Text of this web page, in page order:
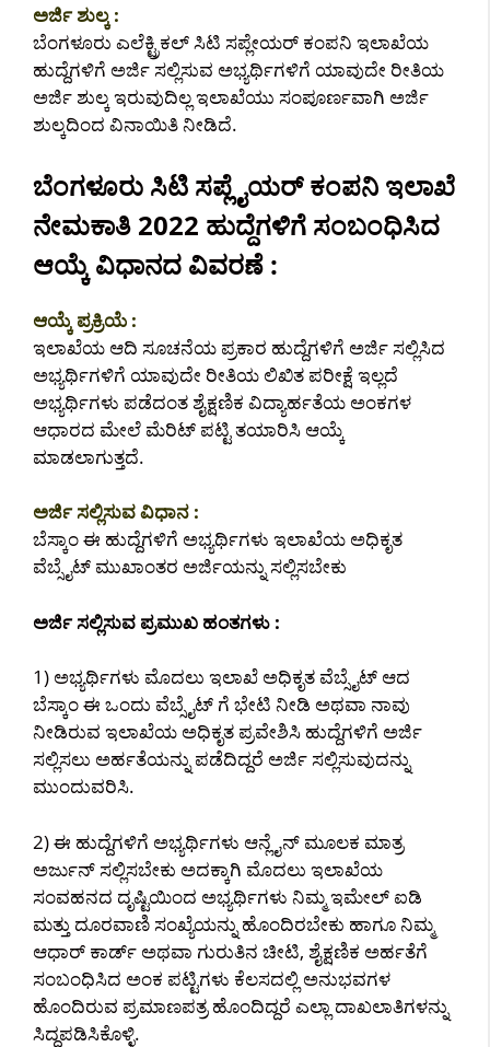
ಅರ್ಜಿ ಶುಲ್ಕ :
ಬೆಂಗಳೂರು ಎಲೆಕ್ಟ್ರಿಕಲ್ ಸಿಟಿ ಸಪ್ಲೇಯರ್ ಕಂಪನಿ ಇಲಾಖೆಯ
ಹುದ್ದೆಗಳಿಗೆ ಅರ್ಜಿ ಸಲ್ಲಿಸುವ ಅಭ್ಯರ್ಥಿಗಳಿಗೆ ಯಾವುದೇ ರೀತಿಯ
ಅರ್ಜಿ ಶುಲ್ಕ ಇರುವುದಿಲ್ಲ ಇಲಾಖೆಯು ಸಂಪೂರ್ಣವಾಗಿ ಅರ್ಜಿ
ಶುಲ್ಕದಿಂದ ವಿನಾಯಿತಿ ನೀಡಿದೆ.
ಬೆಂಗಳೂರು ಸಿಟಿ ಸಪ್ಲೈಯರ್ ಕಂಪನಿ ಇಲಾಖೆ
ನೇಮಕಾತಿ 2022 ಹುದ್ದೆಗಳಿಗೆ ಸಂಬಂಧಿಸಿದ
ಆಯ್ಕೆ ವಿಧಾನದ ವಿವರಣೆ :
ಆಯ್ಕೆ ಪ್ರಕ್ರಿಯೆ :
ಇಲಾಖೆಯ ಆದಿ ಸೂಚನೆಯ ಪ್ರಕಾರ ಹುದ್ದೆಗಳಿಗೆ ಅರ್ಜಿ ಸಲ್ಲಿಸಿದ
ಅಭ್ಯರ್ಥಿಗಳಿಗೆ ಯಾವುದೇ ರೀತಿಯ ಲಿಖಿತ ಪರೀಕ್ಷೆ ಇಲ್ಲದೆ
ಅಭ್ಯರ್ಥಿಗಳು ಪಡೆದಂತ ಶೈಕ್ಷಣಿಕ ವಿದ್ಯಾರ್ಹತೆಯ ಅಂಕಗಳ
ಆಧಾರದ ಮೇಲೆ ಮೆರಿಟ್ ಪಟ್ಟಿ ತಯಾರಿಸಿ ಆಯ್ಕೆ
ಮಾಡಲಾಗುತ್ತದೆ.
ಅರ್ಜಿ ಸಲ್ಲಿಸುವ ವಿಧಾನ :
ಬೆಸ್ಕಾಂ ಈ ಹುದ್ದೆಗಳಿಗೆ ಅಭ್ಯರ್ಥಿಗಳು ಇಲಾಖೆಯ ಅಧಿಕೃತ
ವೆಬ್ಸೈಟ್ ಮುಖಾಂತರ ಅರ್ಜಿಯನ್ನು ಸಲ್ಲಿಸಬೇಕು
ಅರ್ಜಿ ಸಲ್ಲಿಸುವ ಪ್ರಮುಖ ಹಂತಗಳು :
1) ಅಭ್ಯರ್ಥಿಗಳು ಮೊದಲು ಇಲಾಖೆ ಅಧಿಕೃತ ವೆಬ್ಸೈಟ್ ಆದ
ಬೆಸ್ಕಾಂ ಈ ಒಂದು ವೆಬ್ಸೈಟ್ ಗೆ ಭೇಟಿ ನೀಡಿ ಅಥವಾ ನಾವು
ನೀಡಿರುವ ಇಲಾಖೆಯ ಅಧಿಕೃತ ಪ್ರವೇಶಿಸಿ ಹುದ್ದೆಗಳಿಗೆ ಅರ್ಜಿ
ಸಲ್ಲಿಸಲು ಅರ್ಹತೆಯನ್ನು ಪಡೆದಿದ್ದರೆ ಅರ್ಜಿ ಸಲ್ಲಿಸುವುದನ್ನು
ಮುಂದುವರಿಸಿ.
2) ಈ ಹುದ್ದೆಗಳಿಗೆ ಅಭ್ಯರ್ಥಿಗಳು ಆನ್ಲೈನ್ ಮೂಲಕ ಮಾತ್ರ
ಅರ್ಜುನ್ ಸಲ್ಲಿಸಬೇಕು ಅದಕ್ಕಾಗಿ ಮೊದಲು ಇಲಾಖೆಯ
ಸಂವಹನದ ದೃಷ್ಟಿಯಿಂದ ಅಭ್ಯರ್ಥಿಗಳು ನಿಮ್ಮ ಇಮೇಲ್ ಐಡಿ
ಮತ್ತು ದೂರವಾಣಿ ಸಂಖ್ಯೆಯನ್ನು ಹೊಂದಿರಬೇಕು ಹಾಗೂ ನಿಮ್ಮ
ಆಧಾರ್ ಕಾರ್ಡ್ ಅಥವಾ ಗುರುತಿನ ಚೀಟಿ, ಶೈಕ್ಷಣಿಕ ಅರ್ಹತೆಗೆ
ಸಂಬಂಧಿಸಿದ ಅಂಕ ಪಟ್ಟಿಗಳು ಕೆಲಸದಲ್ಲಿ ಅನುಭವಗಳ
ಹೊಂದಿರುವ ಪ್ರಮಾಣಪತ್ರ ಹೊಂದಿದ್ದರೆ ಎಲ್ಲಾ ದಾಖಲಾತಿಗಳನ್ನು
ಸಿದ್ಧಪಡಿಸಿಕೊಳ್ಳಿ.